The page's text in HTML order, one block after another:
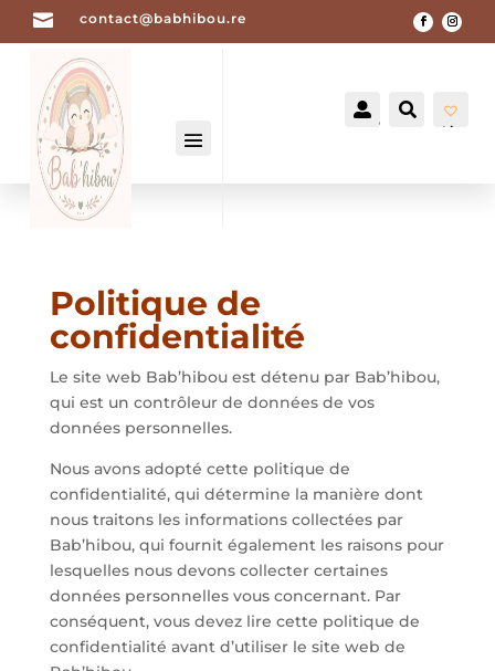
 contact@babhibou.re
 Mon
compte

List
Politique de
confidentialité
Le site web Bab’hibou est détenu par Bab’hibou,
qui est un contrôleur de données de vos
données personnelles.
Nous avons adopté cette politique de
confidentialité, qui détermine la manière dont
nous traitons les informations collectées par
Bab’hibou, qui fournit également les raisons pour
lesquelles nous devons collecter certaines
données personnelles vous concernant. Par
conséquent, vous devez lire cette politique de
confidentialité avant d’utiliser le site web de